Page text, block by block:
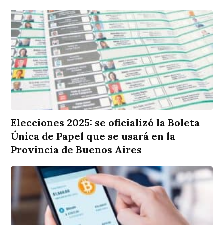
Elecciones 2025: se oficializó la Boleta
Única de Papel que se usará en la
Provincia de Buenos Aires